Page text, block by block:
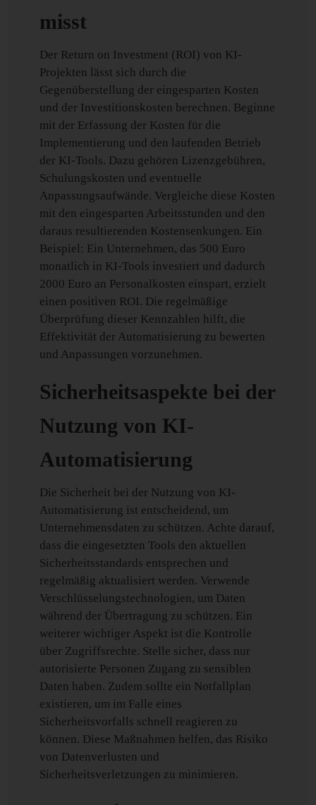
misst
Der Return on Investment (ROI) von KI-
Projekten lässt sich durch die
Gegenüberstellung der eingesparten Kosten
und der Investitionskosten berechnen. Beginne
mit der Erfassung der Kosten für die
Implementierung und den laufenden Betrieb
der KI-Tools. Dazu gehören Lizenzgebühren,
Schulungskosten und eventuelle
Anpassungsaufwände. Vergleiche diese Kosten
mit den eingesparten Arbeitsstunden und den
daraus resultierenden Kostensenkungen. Ein
Beispiel: Ein Unternehmen, das 500 Euro
monatlich in KI-Tools investiert und dadurch
2000 Euro an Personalkosten einspart, erzielt
einen positiven ROI. Die regelmäßige
Überprüfung dieser Kennzahlen hilft, die
Effektivität der Automatisierung zu bewerten
und Anpassungen vorzunehmen.
Sicherheitsaspekte bei der
Nutzung von KI-
Automatisierung
Die Sicherheit bei der Nutzung von KI-
Automatisierung ist entscheidend, um
Unternehmensdaten zu schützen. Achte darauf,
dass die eingesetzten Tools den aktuellen
Sicherheitsstandards entsprechen und
regelmäßig aktualisiert werden. Verwende
Verschlüsselungstechnologien, um Daten
während der Übertragung zu schützen. Ein
weiterer wichtiger Aspekt ist die Kontrolle
über Zugriffsrechte. Stelle sicher, dass nur
autorisierte Personen Zugang zu sensiblen
Daten haben. Zudem sollte ein Notfallplan
existieren, um im Falle eines
Sicherheitsvorfalls schnell reagieren zu
können. Diese Maßnahmen helfen, das Risiko
von Datenverlusten und
Sicherheitsverletzungen zu minimieren.